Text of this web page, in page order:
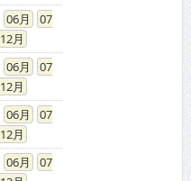
06
07
12
06
07
12
06
07
12
06
07